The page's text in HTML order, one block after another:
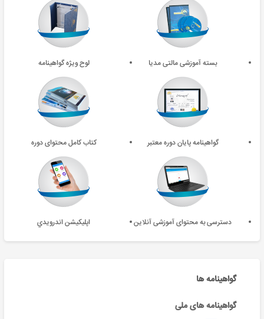
بسته آموزشی مالتی مدیا لوح ویژه گواهینامه
گواهینامه پایان دوره معتبر کتاب کامل محتوای دوره
دسترسی به محتوای آموزشی آنلاین اپليکيشن اندرويدي
گواهینامه ها
گواهینامه های ملی